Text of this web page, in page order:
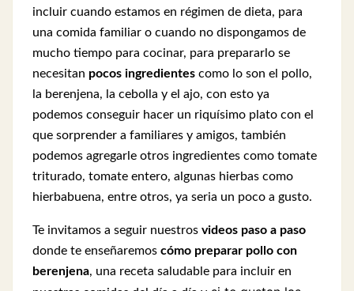
incluir cuando estamos en régimen de dieta, para
una comida familiar o cuando no dispongamos de
mucho tiempo para cocinar, para prepararlo se
necesitan pocos ingredientes como lo son el pollo,
la berenjena, la cebolla y el ajo, con esto ya
podemos conseguir hacer un riquísimo plato con el
que sorprender a familiares y amigos, también
podemos agregarle otros ingredientes como tomate
triturado, tomate entero, algunas hierbas como
hierbabuena, entre otros, ya seria un poco a gusto.
Te invitamos a seguir nuestros videos paso a paso
donde te enseñaremos cómo preparar pollo con
berenjena, una receta saludable para incluir en